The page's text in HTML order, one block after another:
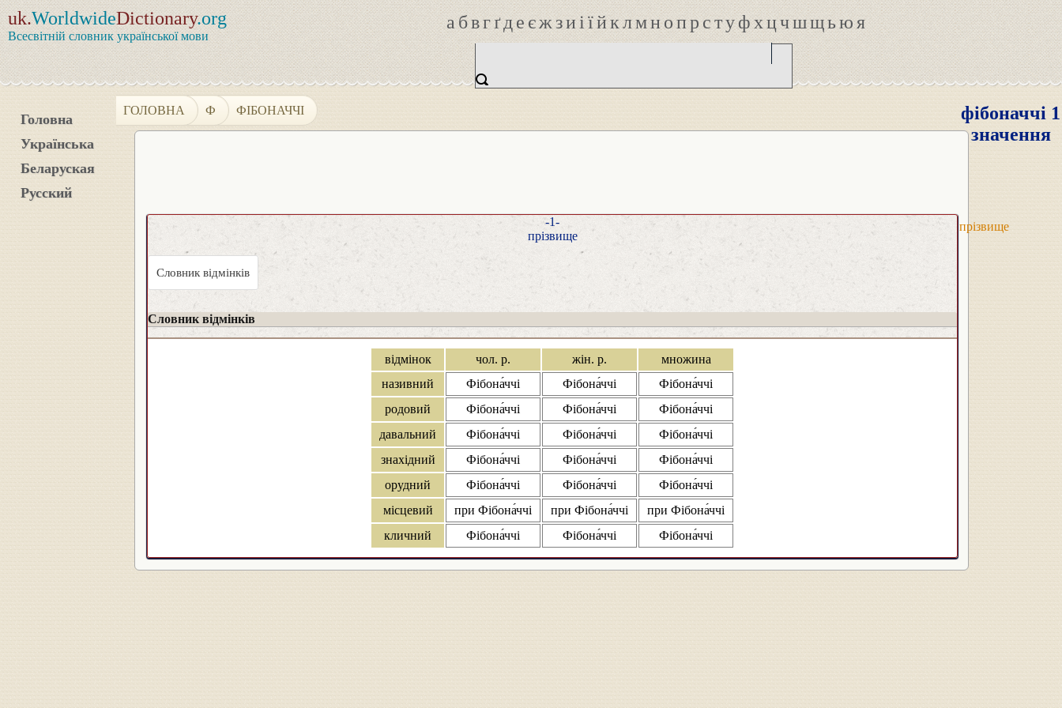
uk.WorldwideDictionary.org
Всесвітній словник української мови
абвгґдеєжзиіїйклмнопрстуфхцчшщьюя
Головна
Українська
Беларуская
Русский
ГОЛОВНА Ф ФІБОНАЧЧІ
фібоначчі 1
значення
прізвище
-1-
прізвище
Словник відмінків
Словник відмінків
відмінок чол. р. жін. р.
множина
називний
Фібона́ччі Фібона́ччі
Фібона́ччі
родовий
Фібона́ччі Фібона́ччі
Фібона́ччі
давальний
Фібона́ччі Фібона́ччі
Фібона́ччі
знахідний
Фібона́ччі Фібона́ччі
Фібона́ччі
орудний
Фібона́ччі Фібона́ччі
Фібона́ччі
місцевий
при Фібона́ччі при Фібона́ччі
при Фібона́ччі
кличний
Фібона́ччі Фібона́ччі Фібона́ччі